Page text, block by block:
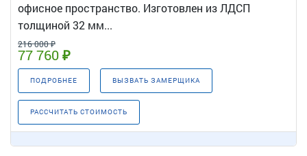
офисное пространство. Изготовлен из ЛДСП
толщиной 32 мм...
216 000 ₽
77 760 ₽
ПОДРОБНЕЕ ВЫЗВАТЬ ЗАМЕРЩИКА
РАССЧИТАТЬ СТОИМОСТЬ